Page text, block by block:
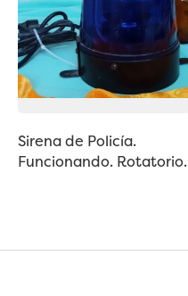
Sirena de Policía.
Funcionando. Rotatorio.